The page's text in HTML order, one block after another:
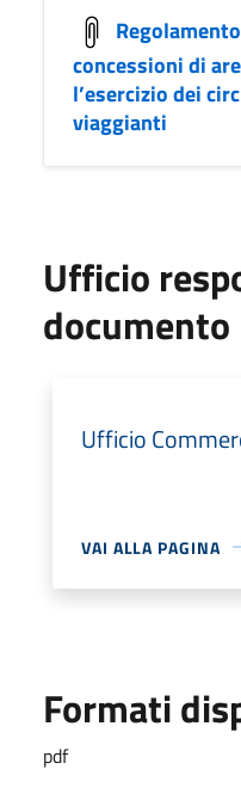
concessioni di
l’esercizio dei
viaggianti
Ufficio
documento
Ufficio
VAI ALLA PAGINA
Formati
pdf